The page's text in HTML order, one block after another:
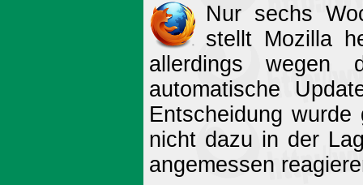
Nur sechs
stellt Mozilla
allerdings wegen
automatische
Entscheidung
nicht dazu in der
angemessen